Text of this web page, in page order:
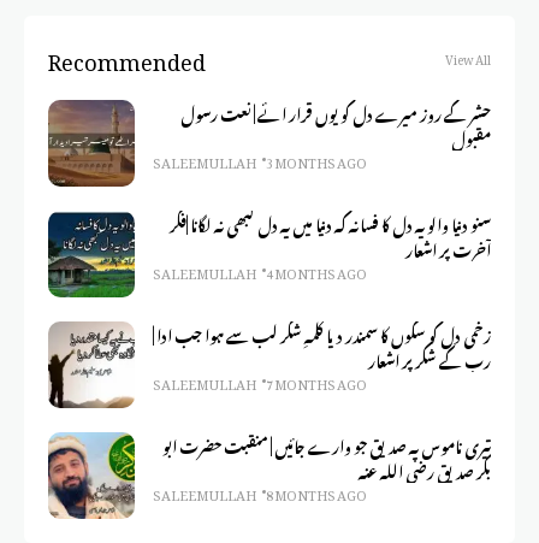
Recommended View All
حشر کے روز میرے دل کو یوں قرار ائے | نعت رسول
مقبول
SALEEM ULLAH 3 MONTHS AGO
سنو دنیا والو یہ دل کا فسانہ کہ دنیا میں یہ دل کبھی نہ لگانا |فکر
آخرت پر اشعار
SALEEM ULLAH 4 MONTHS AGO
زخمی دل کو سکوں کا سمندر دیا کلمہِ شکر لب سے ہوا جب ادا |
رب کے شکر پر اشعار
SALEEM ULLAH 7 MONTHS AGO
تیری ناموس پہ صدیق جو وارے جائیں | منقبت حضرت ابو
بکر صدیق رضی اللہ عنہ
SALEEM ULLAH 8 MONTHS AGO